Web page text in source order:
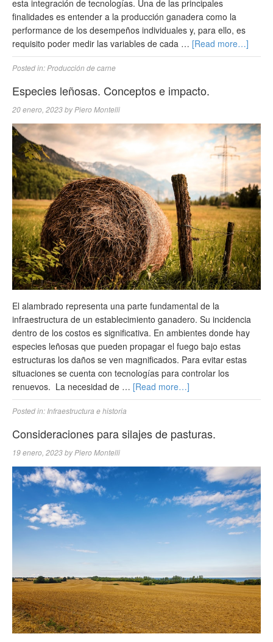
esta integración de tecnologías. Una de las principales
finalidades es entender a la producción ganadera como la
performance de los desempeños individuales y, para ello, es
requisito poder medir las variables de cada … [Read more…]
Posted in: Producción de carne
Especies leñosas. Conceptos e impacto.
20 enero, 2023by Piero Montelli
El alambrado representa una parte fundamental de la
infraestructura de un establecimiento ganadero. Su incidencia
dentro de los costos es significativa. En ambientes donde hay
especies leñosas que pueden propagar el fuego bajo estas
estructuras los daños se ven magnificados. Para evitar estas
situaciones se cuenta con tecnologías para controlar los
renuevos. La necesidad de … [Read more…]
Posted in:Infraestructura e historia
Consideraciones para silajes de pasturas.
19 enero, 2023byPiero Montelli